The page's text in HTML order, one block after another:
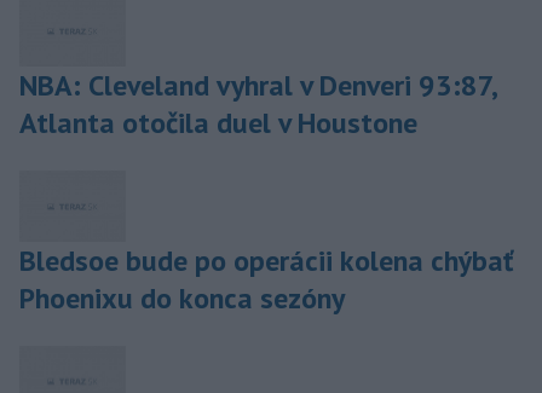
NBA: Cleveland vyhral v Denveri 93:87,
Atlanta otočila duel v Houstone
Bledsoe bude po operácii kolena chýbať
Phoenixu do konca sezóny